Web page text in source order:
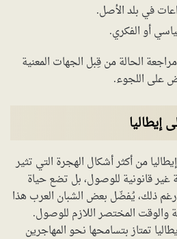
في بلد الأصل.
أو الفكري.
الحالة من قِبل الجهات المعنية
على اللجوء.
إيطاليا
من أكثر أشكال الهجرة التي تثير
قانونية للوصول، بل تضع حياة
ذلك، يُفضّل بعض الشبان العرب هذا
والوقت المختصر اللازم للوصول.
تمتاز بتسامحها نحو المهاجرين